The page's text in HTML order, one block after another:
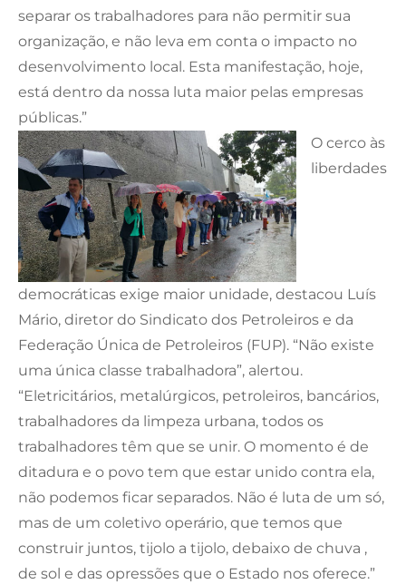
separar os trabalhadores para não permitir sua
organização, e não leva em conta o impacto no
desenvolvimento local. Esta manifestação, hoje,
está dentro da nossa luta maior pelas empresas
públicas.”
O cerco às
liberdades
democráticas exige maior unidade, destacou Luís
Mário, diretor do Sindicato dos Petroleiros e da
Federação Única de Petroleiros (FUP). “Não existe
uma única classe trabalhadora”, alertou.
“Eletricitários, metalúrgicos, petroleiros, bancários,
trabalhadores da limpeza urbana, todos os
trabalhadores têm que se unir. O momento é de
ditadura e o povo tem que estar unido contra ela,
não podemos ficar separados. Não é luta de um só,
mas de um coletivo operário, que temos que
construir juntos, tijolo a tijolo, debaixo de chuva ,
de sol e das opressões que o Estado nos oferece.”